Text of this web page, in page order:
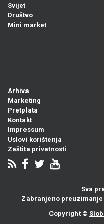
Svijet
Društvo
Mini market
Arhiva
Marketing
Pretplata
Kontakt
Impressum
Uslovi korištenja
Zaštita privatnosti
Sva
Zabranjeno
Copyright ©